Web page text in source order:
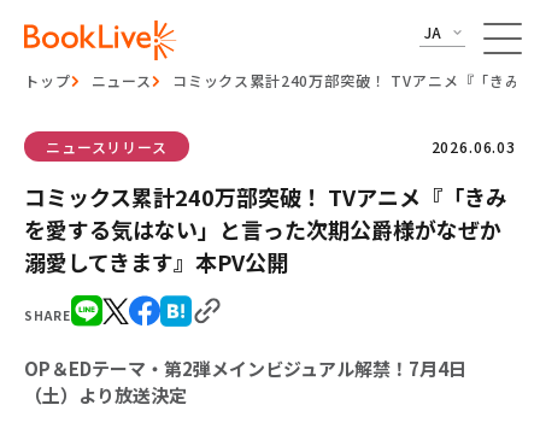
JA
トップ ニュース コミックス累計240万部突破！ TVアニメ『「きみ
SHARE
ニュースリリース 2026.06.03
コミックス累計240万部突破！ TVアニメ『「きみ
を愛する気はない」と言った次期公爵様がなぜか
溺愛してきます』本PV公開
OP＆EDテーマ・第2弾メインビジュアル解禁！7月4日
（土）より放送決定